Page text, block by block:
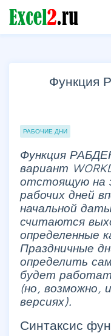
Функция
Группы статей
РАБОЧИЕ ДНИ
Функция
вариант
отстоящую на
рабочих дней
начальной
считаются
определенные
Праздничные
определить
будет
(но, возможно,
версиях).
Синтаксис